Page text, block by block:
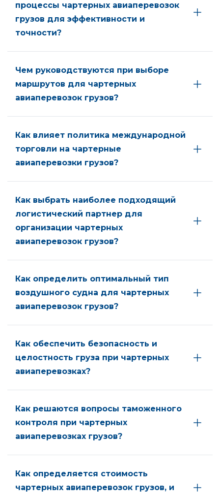
процессы чартерных авиаперевозок
грузов для эффективности и
точности?
Чем руководствуются при выборе
маршрутов для чартерных
авиаперевозок грузов?
Как влияет политика международной
торговли на чартерные
авиаперевозки грузов?
Как выбрать наиболее подходящий
логистический партнер для
организации чартерных
авиаперевозок грузов?
Как определить оптимальный тип
воздушного судна для чартерных
авиаперевозок грузов?
Как обеспечить безопасность и
целостность груза при чартерных
авиаперевозках?
Как решаются вопросы таможенного
контроля при чартерных
авиаперевозках грузов?
Как определяется стоимость
чартерных авиаперевозок грузов, и